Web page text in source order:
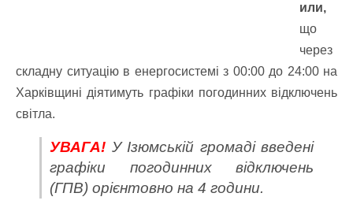
или,
що
через
складну ситуацію в енергосистемі з 00:00 до 24:00 на
Харківщині діятимуть графіки погодинних відключень
світла.
УВАГА! У Ізюмській громаді введені
графіки погодинних відключень
(ГПВ) орієнтовно на 4 години.